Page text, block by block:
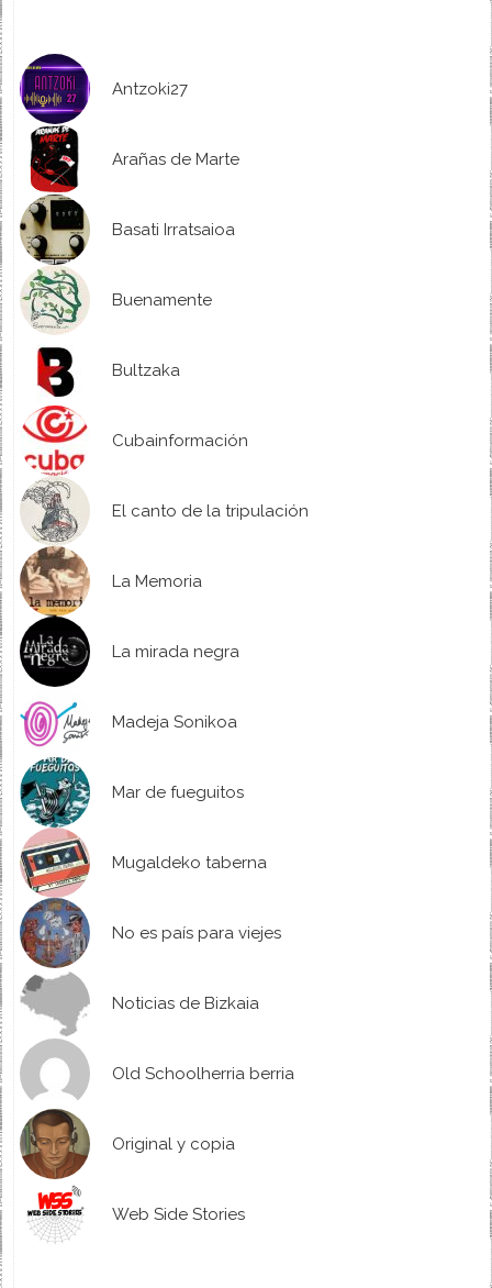
Antzoki27
Arañas de Marte
Basati Irratsaioa
Buenamente
Bultzaka
Cubainformación
El canto de la tripulación
La Memoria
La mirada negra
Madeja Sonikoa
Mar de fueguitos
Mugaldeko taberna
No es país para viejes
Noticias de Bizkaia
Old Schoolherria berria
Original y copia
Web Side Stories